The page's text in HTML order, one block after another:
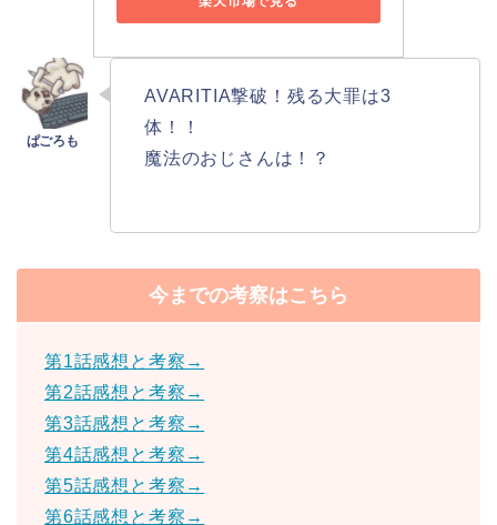
AVARITIA撃破！残る大罪は3
体！！
魔法のおじさんは！？
今までの考察はこちら
第1話感想と考察→
第2話感想と考察→
第3話感想と考察→
第4話感想と考察→
第5話感想と考察→
第6話感想と考察→